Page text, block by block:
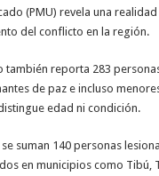
(PMU) revela una
del conflicto en la región.
también reporta 283
de paz e incluso
edad ni condición.
suman 140 personas
en municipios como Tibú,